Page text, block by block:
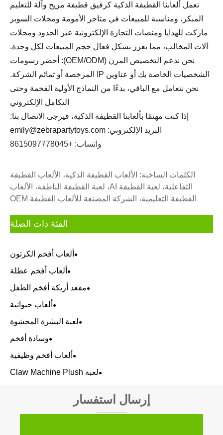
تعمل ألعابنا القطيفة الذكية كرفيق قطيفة مريح وآلة للتعليم
المبكر، ومناسبة للمبيعات في متاجر الأمومة ومحلات السوبر
ماركت للهدايا ومنصات التجارة الإلكترونية عبر الحدود ومحلات
آلات المخالب، مما يعزز بشكل فعال حجم المبيعات لكل وحدة.
نحن ندعم التخصيص المرن (OEM/ODM): أحضر رسومات
الشخصيات الخاصة بك أو عناوين IP المرخصة أو تمائم الشركة.
نحن نتعامل مع الباقي، بدءًا من النماذج الأولية الفخمة وحتى
التكامل الإلكتروني
إذا كنت مهتمًا بألعابنا القطيفة الذكية، فيرجى الاتصال بنا:
البريد الإلكتروني: emily@zebrapartytoys.com
واتساب: +8615097778045
الكلمات الساخنة: الألعاب القطيفة الذكية، الألعاب القطيفة
التفاعلية، لعبة القطيفة AI، لعبة القطيفة الناطقة، الألعاب
القطيفة التعليمية، الشركة المصنعة للألعاب القطيفة OEM
الفئة ذات الصلة
ألعاب أفخم الكرتون
ألعاب أفخم عطلة
مقعد أريكة أفخم الطفل
ألعاب حيوانية
لعبة البشرة المحشوة
وسادة أفخم
ألعاب أفخم وظيفية
لعبة Claw Machine Plush
إرسال استفسار